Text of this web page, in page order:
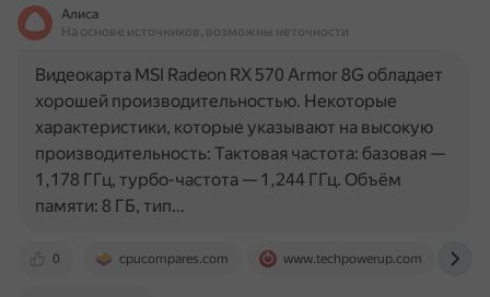
Алиса
На основе источников, возможны неточности
0 cpucompares.com www.techpowerup.com
Видеокарта MSI Radeon RX 570 Armor 8G обладает
хорошей производительностью. Некоторые
характеристики, которые указывают на высокую
производительность: Тактовая частота: базовая —
1,178 ГГц, турбо-частота — 1,244 ГГц. Объём
памяти: 8 ГБ, тип…